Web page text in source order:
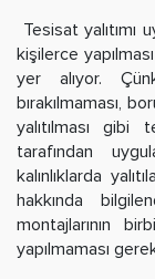
Tesisat yalıtımı
kişilerce
yer alıyor.
bırakılmaması,
yalıtılması
tarafından
kalınlıklarda
hakkında
montajlarının
yapılmaması